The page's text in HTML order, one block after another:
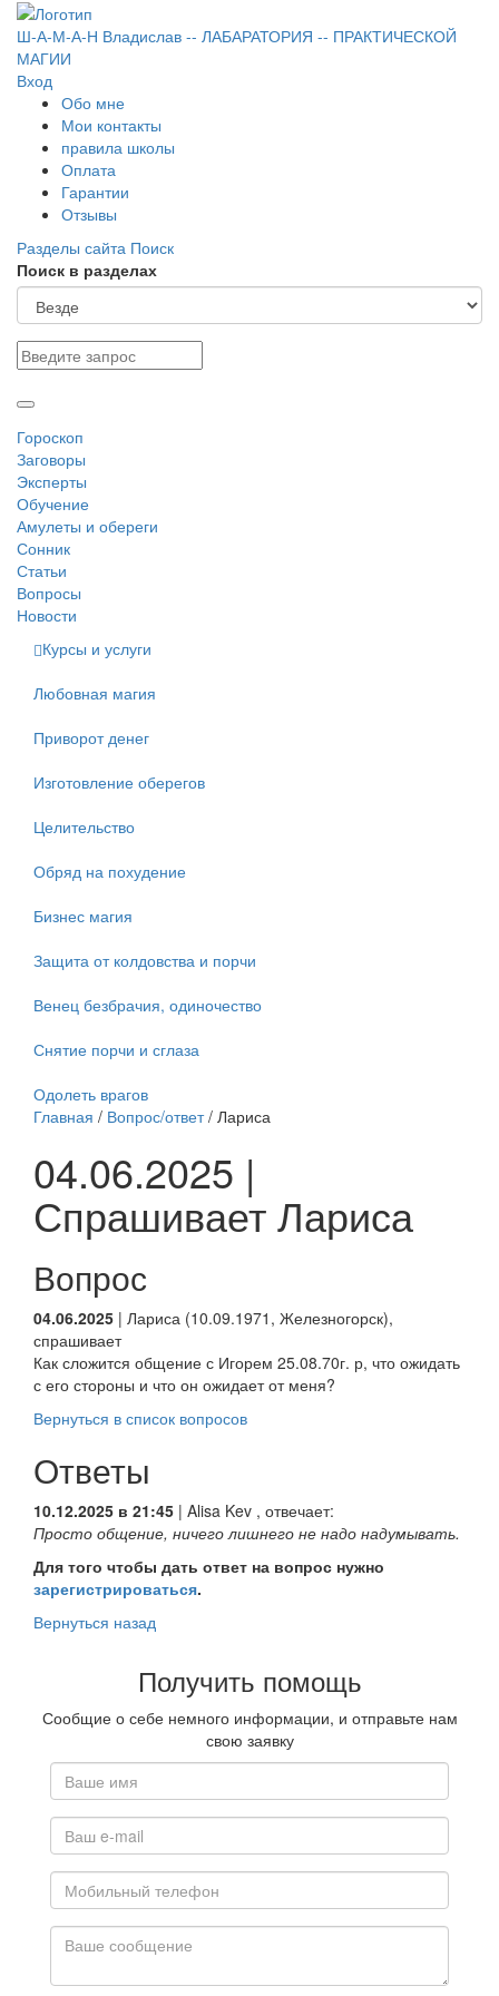
Ш-А-М-А-Н Владислав -- ЛАБАРАТОРИЯ -- ПРАКТИЧЕСКОЙ
МАГИИ
Вход
Обо мне
Мои контакты
правила школы
Оплата
Гарантии
Отзывы
Разделы сайта Поиск
Поиск в разделах
Гороскоп
Заговоры
Эксперты
Обучение
Амулеты и обереги
Сонник
Статьи
Вопросы
Новости
Курсы и услуги
Любовная магия
Приворот денег
Изготовление оберегов
Целительство
Обряд на похудение
Бизнес магия
Защита от колдовства и порчи
Венец безбрачия, одиночество
Снятие порчи и сглаза
Одолеть врагов
Главная / Вопрос/ответ/ Лариса
04.06.2025 |
Спрашивает Лариса
Вопрос
04.06.2025 | Лариса (10.09.1971, Железногорск),
спрашивает
Как сложится общение с Игорем 25.08.70г. р, что ожидать
с его стороны и что он ожидает от меня?
Вернуться в список вопросов
Ответы
10.12.2025 в 21:45 | Alisa Kev , отвечает:
Просто общение, ничего лишнего не надо надумывать.
Для того чтобы дать ответ на вопрос нужно
зарегистрироваться.
Вернуться назад
Получить помощь
Сообщие о себе немного информации, и отправьте нам
свою заявку